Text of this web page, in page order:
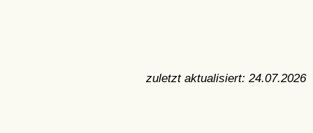
zuletzt aktualisiert: 24.07.2026